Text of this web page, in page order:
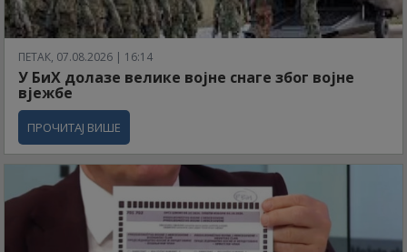
ПЕТАК, 07.08.2026 | 16:14
У БиХ долазе велике војне снаге због војне
вјежбе
ПРОЧИТАЈ ВИШЕ